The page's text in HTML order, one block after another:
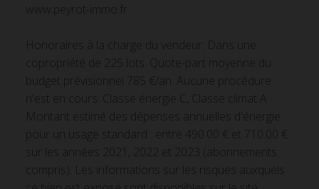
www.peyrot-immo.fr
Honoraires à la charge du vendeur. Dans une
copropriété de 225 lots. Quote-part moyenne du
budget prévisionnel 785 €/an. Aucune procédure
n'est en cours. Classe énergie C, Classe climat A
Montant estimé des dépenses annuelles d'énergie
pour un usage standard : entre 490.00 € et 710.00 €
sur les années 2021, 2022 et 2023 (abonnements
compris). Les informations sur les risques auxquels